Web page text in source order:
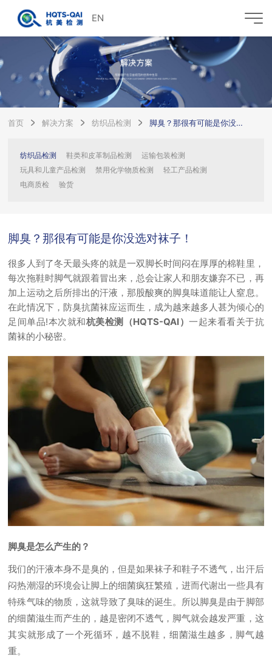
EN
首页 解决方案 纺织品检测 脚臭？那很有可能是你没选对袜子！
纺织品检测 鞋类和皮革制品检测
运输包装检测
玩具和儿童产品检测
禁用化学物质检测
轻工产品检测
电商质检
验货
脚臭？那很有可能是你没选对袜子！
很多人到了冬天最头疼的就是一双脚长时间闷在厚厚的棉鞋里，
每次拖鞋时脚气就跟着冒出来，总会让家人和朋友嫌弃不已，再
加上运动之后所排出的汗液，那股酸爽的脚臭味道能让人窒息。
在此情况下，防臭抗菌袜应运而生，成为越来越多人甚为倾心的
足间单品!本次就和杭美检测（HQTS-QAI）一起来看看关于抗
菌袜的小秘密。
脚臭是怎么产生的？
我们的汗液本身不是臭的，但是如果袜子和鞋子不透气，出汗后
闷热潮湿的环境会让脚上的细菌疯狂繁殖，进而代谢出一些具有
特殊气味的物质，这就导致了臭味的诞生。所以脚臭是由于脚部
的细菌滋生而产生的，越是密闭不透气，脚气就会越发严重，这
其实就形成了一个死循环，越不脱鞋，细菌滋生越多，脚气越
重。